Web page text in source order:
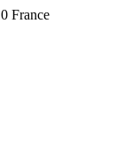
France